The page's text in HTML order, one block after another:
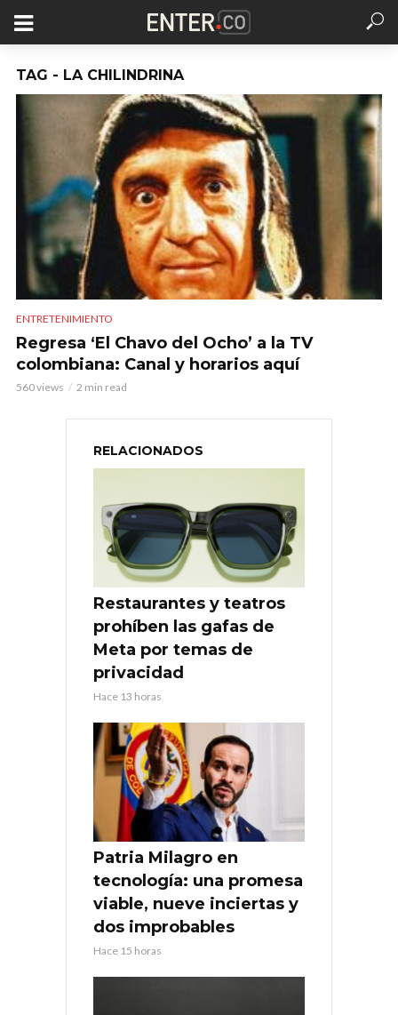
TAG - LA CHILINDRINA
ENTRETENIMIENTO
Regresa ‘El Chavo del Ocho’ a la TV
colombiana: Canal y horarios aquí
560 views 2 min read
RELACIONADOS
Restaurantes y teatros
prohíben las gafas de
Meta por temas de
privacidad
Hace 13 horas
Patria Milagro en
tecnología: una promesa
viable, nueve inciertas y
dos improbables
Hace 15 horas